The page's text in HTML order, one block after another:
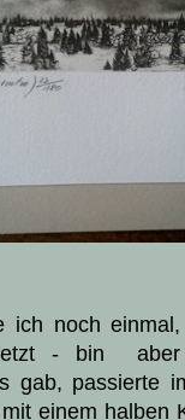
ich noch
- bin
gab, passierte
einem halben